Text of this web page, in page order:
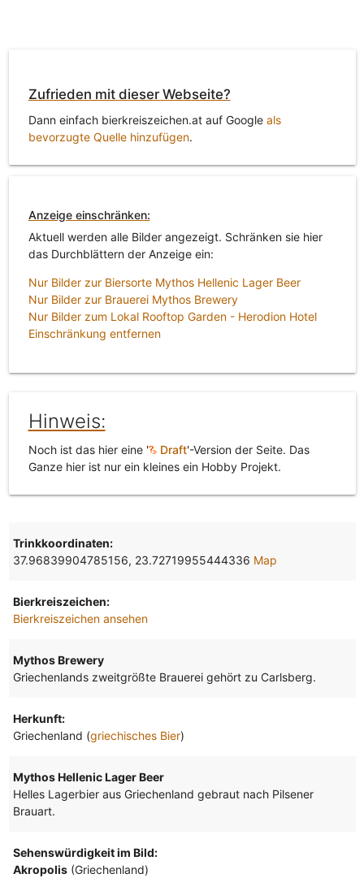
Zufrieden mit dieser Webseite?
Dann einfach bierkreiszeichen.at auf Google als
bevorzugte Quelle hinzufügen.
Anzeige einschränken:
Aktuell werden alle Bilder angezeigt. Schränken sie hier
das Durchblättern der Anzeige ein:
Nur Bilder zur Biersorte Mythos Hellenic Lager Beer
Nur Bilder zur Brauerei Mythos Brewery
Nur Bilder zum Lokal Rooftop Garden - Herodion Hotel
Einschränkung entfernen
Hinweis:
Noch ist das hier eine ' Draft'-Version der Seite. Das
Ganze hier ist nur ein kleines ein Hobby Projekt.
Trinkkoordinaten:
37.96839904785156, 23.72719955444336 Map
Bierkreiszeichen:
Bierkreiszeichen ansehen
Mythos Brewery
Griechenlands zweitgrößte Brauerei gehört zu Carlsberg.
Herkunft:
Griechenland (griechisches Bier)
Mythos Hellenic Lager Beer
Helles Lagerbier aus Griechenland gebraut nach Pilsener
Brauart.
Sehenswürdigkeit im Bild:
Akropolis(Griechenland)